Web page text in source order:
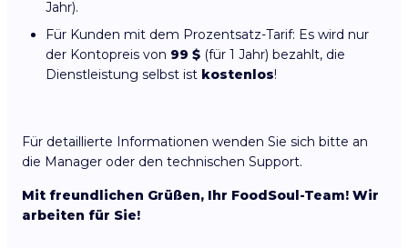
Jahr).
Für Kunden mit dem Prozentsatz-Tarif: Es wird nur
der Kontopreis von 99 $ (für 1 Jahr) bezahlt, die
Dienstleistung selbst ist kostenlos!
Für detaillierte Informationen wenden Sie sich bitte an
die Manager oder den technischen Support.
Mit freundlichen Grüßen, Ihr FoodSoul-Team! Wir
arbeiten für Sie!